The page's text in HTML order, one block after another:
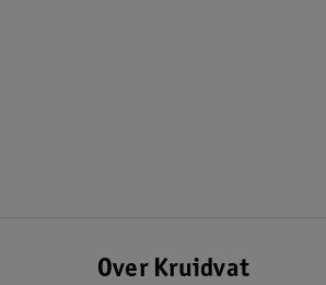
Over Kruidvat